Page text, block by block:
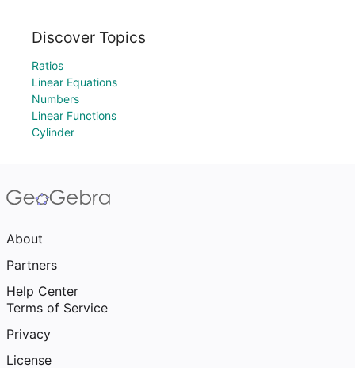
Discover Topics
Ratios
Linear Equations
Numbers
Linear Functions
Cylinder
About
Partners
Help Center
Terms of Service
Privacy
License